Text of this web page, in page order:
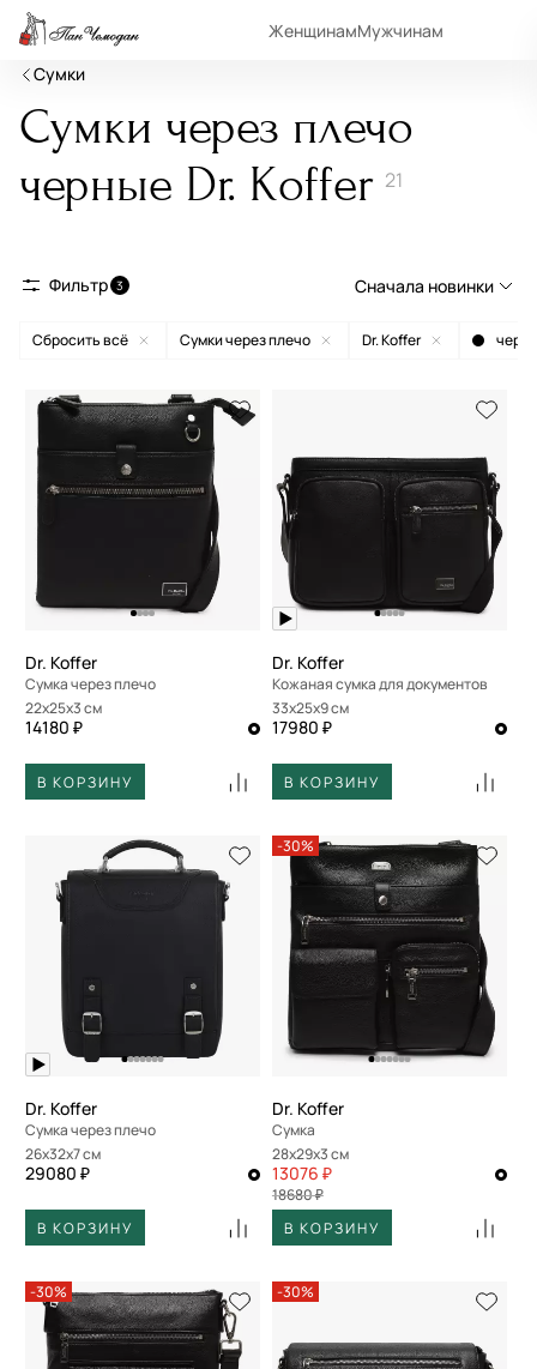
ЖенщинамМужчинам
Сумки
Сумки через плечо
черные Dr. Koffer 21
Фильтр 3 Сначала новинки
Сначала новинки
По убыванию цены
По размеру скидки
Сбросить всё Сумки через плечо Dr. Koffer
Dr. Koffer
Сумка через плечо
22x25x3 см
14180 ₽
В КОРЗИНУ
Dr. Koffer
Кожаная сумка для документов
33x25x9 см
17980 ₽
В КОРЗИНУ
Dr. Koffer
Сумка через плечо
26x32x7 см
29080 ₽
В КОРЗИНУ
-30%
Dr. Koffer
Сумка
28x29x3 см
13076 ₽
18680 ₽
В КОРЗИНУ
-30% -30%